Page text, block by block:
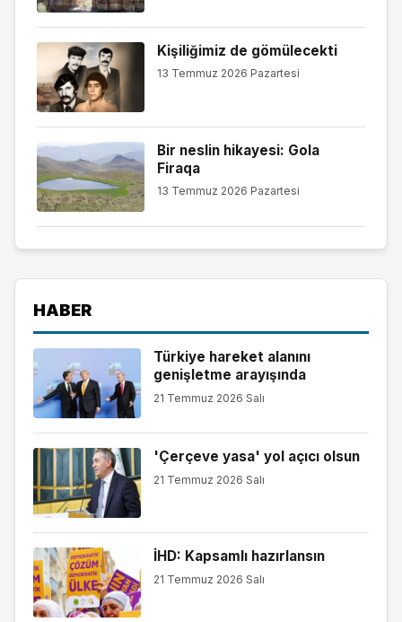
Kişiliğimiz de gömülecekti
13 Temmuz 2026 Pazartesi
Bir neslin hikayesi: Gola
Firaqa
13 Temmuz 2026 Pazartesi
HABER
Türkiye hareket alanını
genişletme arayışında
21 Temmuz 2026 Salı
'Çerçeve yasa' yol açıcı olsun
21 Temmuz 2026 Salı
İHD: Kapsamlı hazırlansın
21 Temmuz 2026 Salı